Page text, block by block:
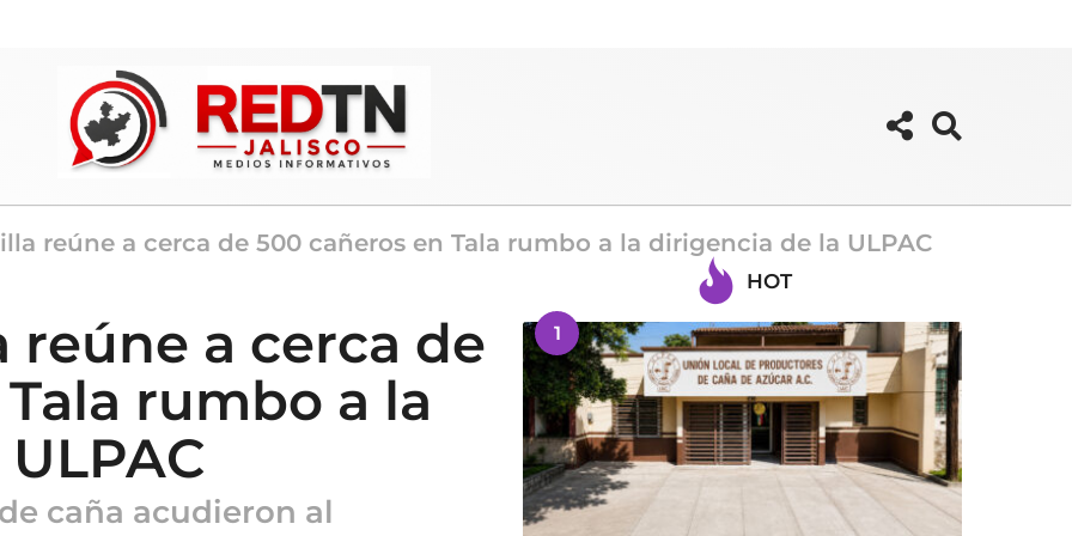
reúne a cerca de 500 cañeros en Tala rumbo a la dirigencia de la ULPAC
reúne a cerca de
rumbo a la
caña acudieron al
HOT
1